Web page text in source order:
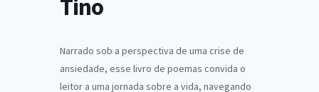
Tino
Narrado sob a perspectiva de uma crise de
ansiedade, esse livro de poemas convida o
leitor a uma jornada sobre a vida, navegando